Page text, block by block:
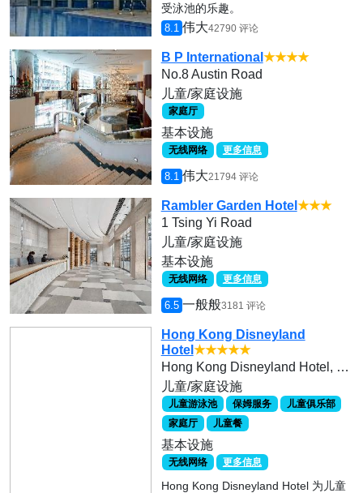
受泳池的乐趣。
8.1 伟大42790 评论
B P International ★★★★
No.8 Austin Road
儿童/家庭设施
家庭厅
基本设施
无线网络 更多信息
8.1 伟大21794 评论
Rambler Garden Hotel ★★★
1 Tsing Yi Road
儿童/家庭设施
基本设施
无线网络 更多信息
6.5 一般般3181 评论
Hong Kong Disneyland
Hotel ★★★★★
Hong Kong Disneyland Hotel, Hong Kong Disneyland Resort, Lantau Island
儿童/家庭设施
儿童游泳池 保姆服务
儿童俱乐部
家庭厅
儿童餐
基本设施
无线网络 更多信息
Hong Kong Disneyland Hotel 为儿童